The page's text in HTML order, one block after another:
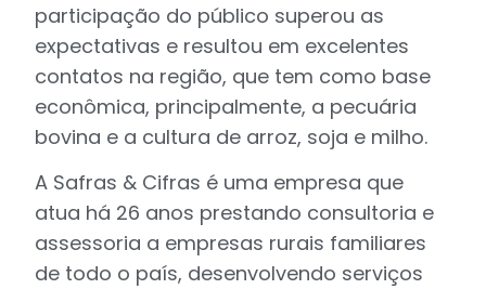
participação do público superou as
expectativas e resultou em excelentes
contatos na região, que tem como base
econômica, principalmente, a pecuária
bovina e a cultura de arroz, soja e milho.
A Safras & Cifras é uma empresa que
atua há 26 anos prestando consultoria e
assessoria a empresas rurais familiares
de todo o país, desenvolvendo serviços